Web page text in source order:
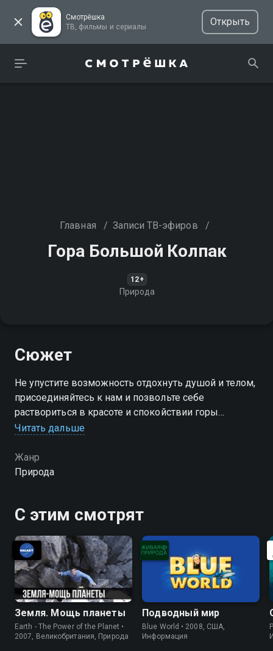
Смотрёшка
ТВ, фильмы и сериалы
Открыть
Главная / Записи ТВ-эфиров /
Гора Большой Колпак
12+
Природа
Сюжет
Не упустите возможность отдохнуть душой и телом,
присоединяйтесь к нам и позвольте себе
раствориться в красоте и спокойствии горы
Большой Колпак
Читать дальше
Жанр
Природа
С этим смотрят
Земля. Мощь планеты
Earth - The Power of the Planet •
2007, Великобритания, Природа
Подводный мир
Blue World • 2008, США,
Информация